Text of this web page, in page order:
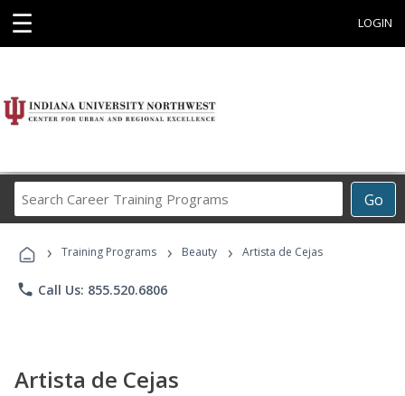
☰ LOGIN
Go
Career
Programs
› Training Programs › Beauty › Artista de Cejas
phone Call Us: 855.520.6806
Artista de Cejas